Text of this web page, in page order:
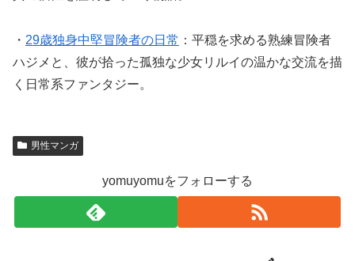
・ 29歳独身中堅冒険者の日常 ：平穏を求める熟練冒険者
ハジメと、彼が拾った孤独な少女リルイの温かな交流を描
く日常系ファンタジー。
男性マンガ
yomuyomuをフォローする